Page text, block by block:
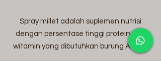
Spray millet adalah suplemen nutrisi
dengan persentase tinggi protein dan
witamin yang dibutuhkan burung Anda.